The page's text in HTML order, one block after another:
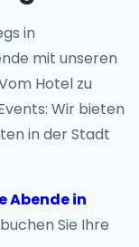
in
mit unseren
Hotel zu
Wir bieten
in der Stadt
Abende in
Sie Ihre